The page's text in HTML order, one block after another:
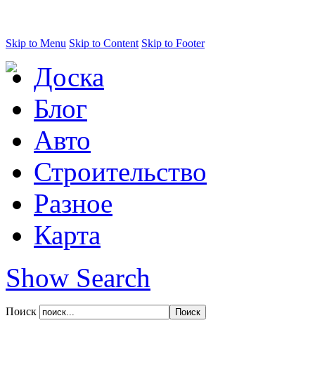
Skip to Menu Skip to Content Skip to Footer
Доска
Блог
Авто
Строительство
Разное
Карта
Show Search
Поиск